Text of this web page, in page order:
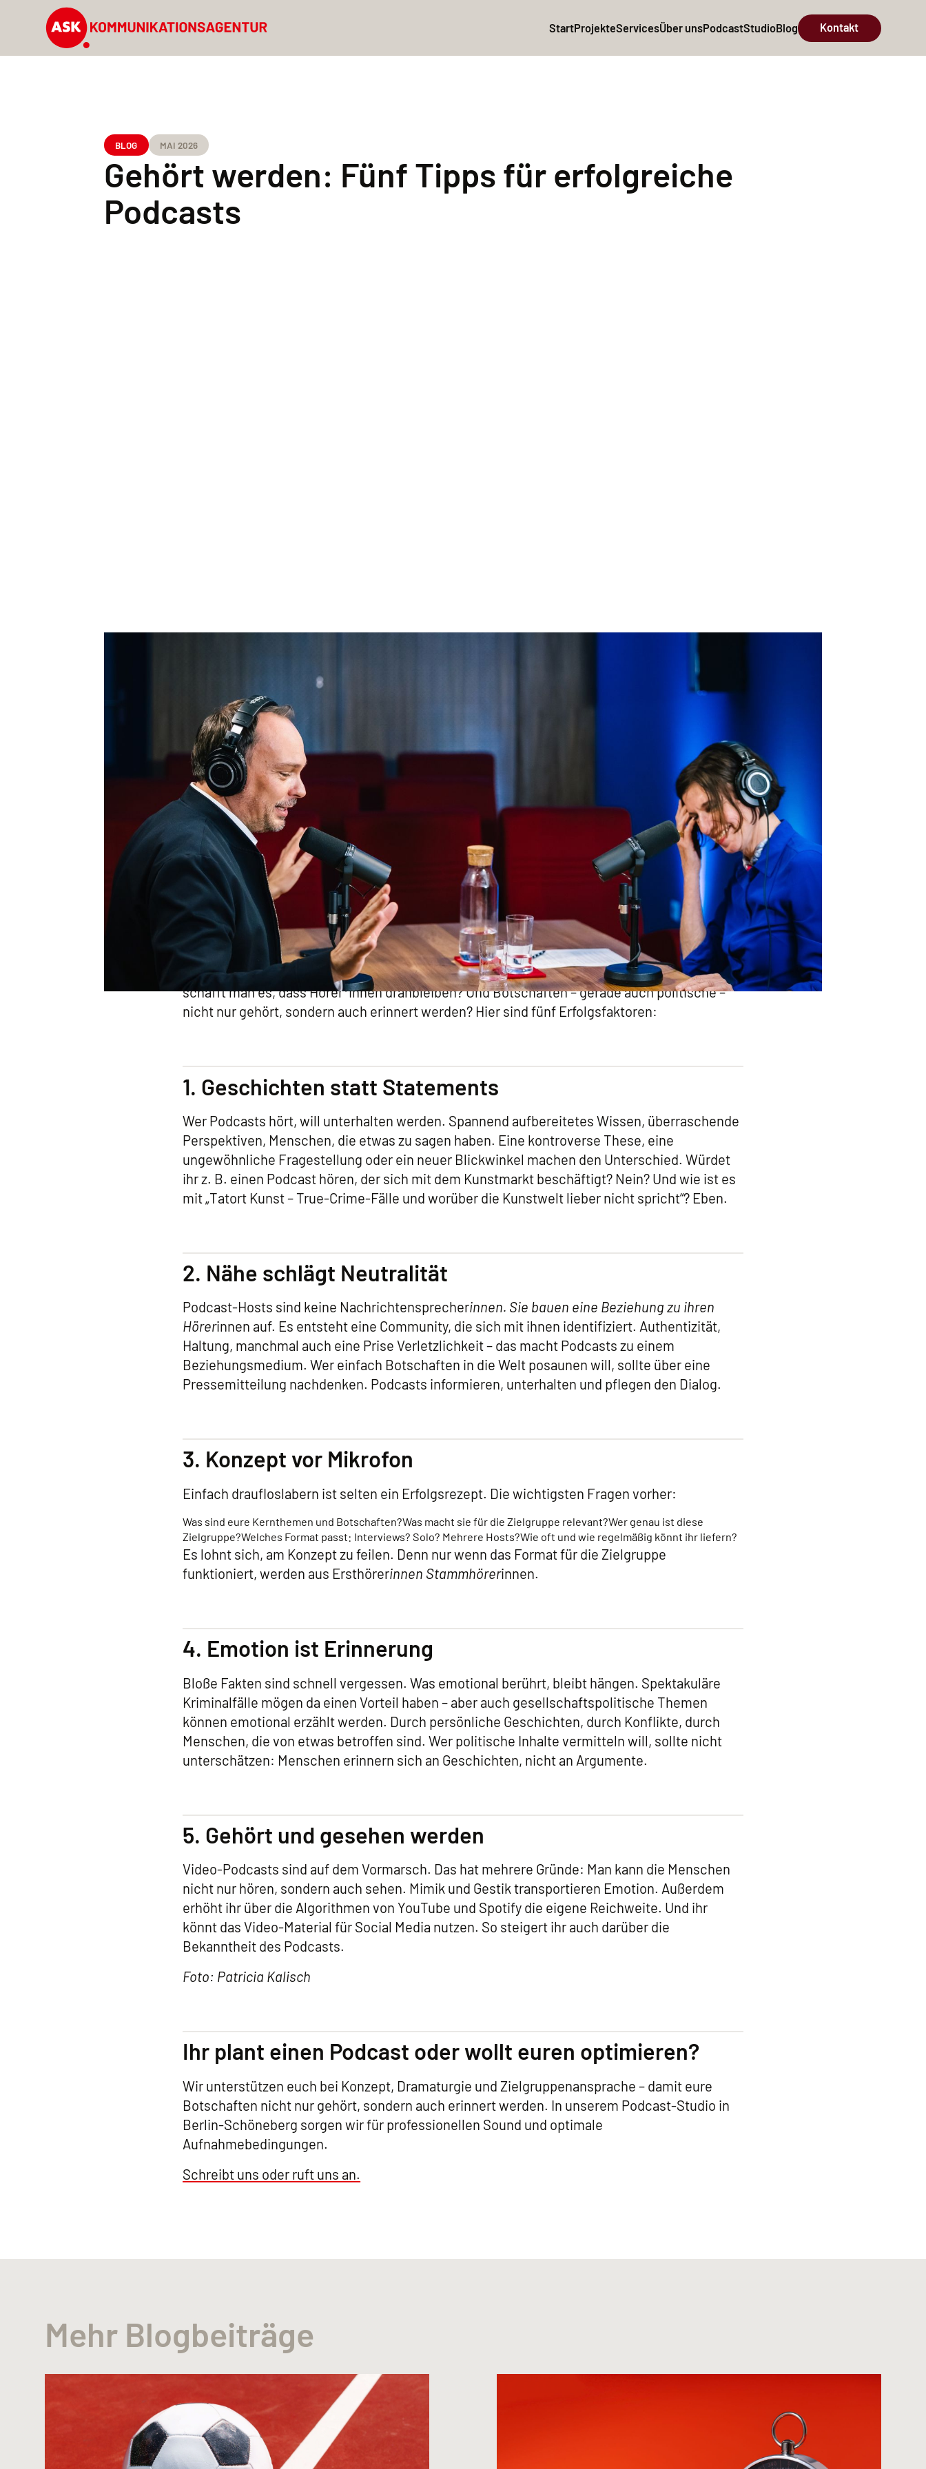
StartProjekteServicesÜber unsPodcastStudioBlog Kontakt
BLOG MAI 2026
Gehört werden: Fünf Tipps für erfolgreiche
Podcasts
Sie begleiten uns beim Sport, beim Autofahren, in der U-Bahn und wenn wir abends im Bett
liegen: Podcasts sind viel mehr als gesprochene Information. Sie sind Alltagsbegleiter – und
genau darin liegt ihr größtes Potenzial.
Denn Podcasts schaffen etwas, das klassische Medien selten leisten: ungeteilte
Aufmerksamkeit über 20, 30, manchmal 60 Minuten. Während wir beim Scrollen durch Social
Media in Sekunden weiterziehen, bleiben wir bei Podcasts – wenn sie gut gemacht sind.
Was macht einen Podcast erfolgreich?
Lange bevor wir lesen können, lauschen wir den Geschichten unserer Eltern und Großeltern.
Vor der Erfindung des Buchdrucks war das gesprochene Wort das Mittel der Wahl, um Wissen
weiterzugeben. Kein Wunder, dass Podcasts heute ein Millionenpublikum erreichen. Aber wie
schafft man es, dass Hörer*innen dranbleiben? Und Botschaften – gerade auch politische –
nicht nur gehört, sondern auch erinnert werden? Hier sind fünf Erfolgsfaktoren:
1. Geschichten statt Statements
Wer Podcasts hört, will unterhalten werden. Spannend aufbereitetes Wissen, überraschende
Perspektiven, Menschen, die etwas zu sagen haben. Eine kontroverse These, eine
ungewöhnliche Fragestellung oder ein neuer Blickwinkel machen den Unterschied. Würdet
ihr z. B. einen Podcast hören, der sich mit dem Kunstmarkt beschäftigt? Nein? Und wie ist es
mit „Tatort Kunst – True-Crime-Fälle und worüber die Kunstwelt lieber nicht spricht“? Eben.
2. Nähe schlägt Neutralität
Podcast-Hosts sind keine Nachrichtensprecherinnen. Sie bauen eine Beziehung zu ihren
Hörerinnen auf. Es entsteht eine Community, die sich mit ihnen identifiziert. Authentizität,
Haltung, manchmal auch eine Prise Verletzlichkeit – das macht Podcasts zu einem
Beziehungsmedium. Wer einfach Botschaften in die Welt posaunen will, sollte über eine
Pressemitteilung nachdenken. Podcasts informieren, unterhalten und pflegen den Dialog.
3. Konzept vor Mikrofon
Einfach draufloslabern ist selten ein Erfolgsrezept. Die wichtigsten Fragen vorher:
Was sind eure Kernthemen und Botschaften?Was macht sie für die Zielgruppe relevant?Wer genau ist diese
Zielgruppe?Welches Format passt: Interviews? Solo? Mehrere Hosts?Wie oft und wie regelmäßig könnt ihr liefern?
Es lohnt sich, am Konzept zu feilen. Denn nur wenn das Format für die Zielgruppe
funktioniert, werden aus Ersthörerinnen Stammhörerinnen.
4. Emotion ist Erinnerung
Bloße Fakten sind schnell vergessen. Was emotional berührt, bleibt hängen. Spektakuläre
Kriminalfälle mögen da einen Vorteil haben – aber auch gesellschaftspolitische Themen
können emotional erzählt werden. Durch persönliche Geschichten, durch Konflikte, durch
Menschen, die von etwas betroffen sind. Wer politische Inhalte vermitteln will, sollte nicht
unterschätzen: Menschen erinnern sich an Geschichten, nicht an Argumente.
5. Gehört und gesehen werden
Video-Podcasts sind auf dem Vormarsch. Das hat mehrere Gründe: Man kann die Menschen
nicht nur hören, sondern auch sehen. Mimik und Gestik transportieren Emotion. Außerdem
erhöht ihr über die Algorithmen von YouTube und Spotify die eigene Reichweite. Und ihr
könnt das Video-Material für Social Media nutzen. So steigert ihr auch darüber die
Bekanntheit des Podcasts.
Foto: Patricia Kalisch
Ihr plant einen Podcast oder wollt euren optimieren?
Wir unterstützen euch bei Konzept, Dramaturgie und Zielgruppenansprache – damit eure
Botschaften nicht nur gehört, sondern auch erinnert werden. In unserem Podcast-Studio in
Berlin-Schöneberg sorgen wir für professionellen Sound und optimale
Aufnahmebedingungen.
Schreibt uns oder ruft uns an.
Mehr Blogbeiträge